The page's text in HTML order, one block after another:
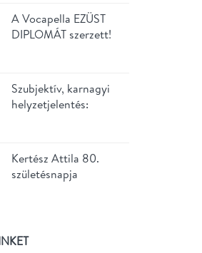
A Vocapella EZÜST
DIPLOMÁT szerzett!
Szubjektív, karnagyi
helyzetjelentés:
Kertész Attila 80.
születésnapja